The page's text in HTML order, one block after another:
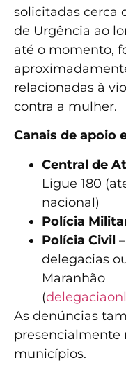
solicitadas cerca
de Urgência ao
até o momento,
relacionadas à
contra a mulher.
Canais de apoio
Central de
Ligue 180
nacional)
Polícia
Polícia Civil
delegacias
Maranhão
(
As denúncias
presencialmente
municípios.